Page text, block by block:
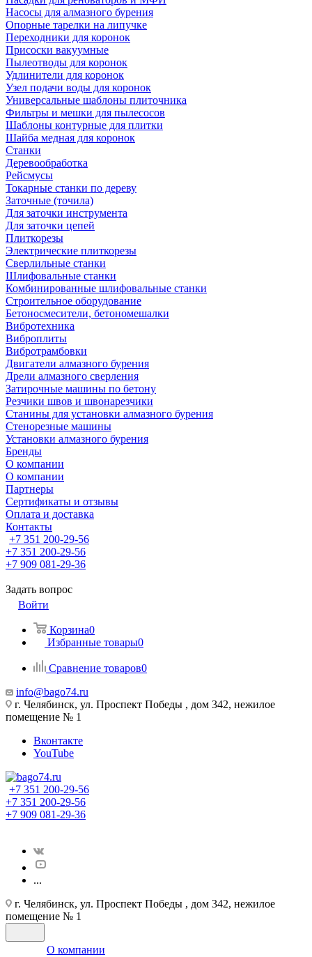
Насосы для алмазного бурения
Опорные тарелки на липучке
Переходники для коронок
Присоски вакуумные
Пылеотводы для коронок
Удлинители для коронок
Узел подачи воды для коронок
Универсальные шаблоны плиточника
Фильтры и мешки для пылесосов
Шаблоны контурные для плитки
Шайба медная для коронок
Станки
Деревообработка
Рейсмусы
Токарные станки по дереву
Заточные (точила)
Для заточки инструмента
Для заточки цепей
Плиткорезы
Электрические плиткорезы
Сверлильные станки
Шлифовальные станки
Комбинированные шлифовальные станки
Строительное оборудование
Бетоносмесители, бетономешалки
Вибротехника
Виброплиты
Вибротрамбовки
Двигатели алмазного бурения
Дрели алмазного сверления
Затирочные машины по бетону
Резчики швов и швонарезчики
Станины для установки алмазного бурения
Стенорезные машины
Установки алмазного бурения
Бренды
О компании
О компании
Партнеры
Cертификаты и отзывы
Оплата и доставка
Контакты
+7 351 200-29-56
+7 351 200-29-56
+7 909 081-29-36
Задать вопрос
Войти
Корзина0
Избранные товары0
Сравнение товаров0
info@bago74.ru
г. Челябинск, ул. Проспект Победы , дом 342, нежилое
помещение № 1
Вконтакте
YouTube
+7 351 200-29-56
+7 351 200-29-56
+7 909 081-29-36
...
г. Челябинск, ул. Проспект Победы , дом 342, нежилое
помещение № 1
О компании